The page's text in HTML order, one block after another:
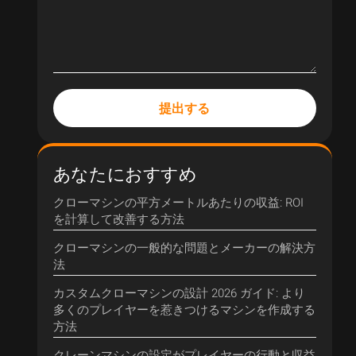
提出する
あなたにおすすめ
クローマシンの平方メートルあたりの収益: ROI
を計算して改善する方法
クローマシンの一般的な問題とメーカーの解決方
法
カスタムクローマシンの設計 2026 ガイド: より
多くのプレイヤーを惹きつけるマシンを作成する
方法